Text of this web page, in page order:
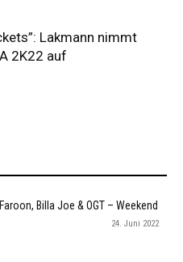
Lakmann nimmt
2K22 auf
Billa Joe & OGT – Weekend
24. Juni 2022